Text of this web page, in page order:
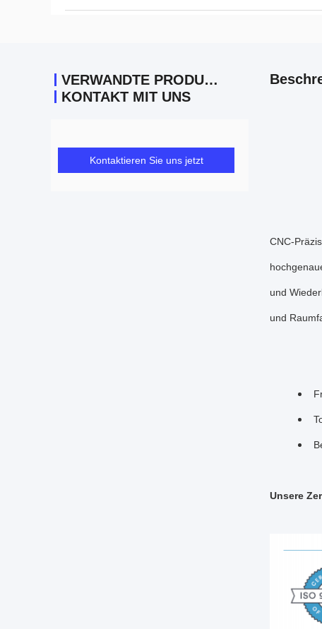
VERWANDTE PRODUKTE
KONTAKT MIT UNS
Kontaktieren Sie uns jetzt
CNC-
und
und
Unsere